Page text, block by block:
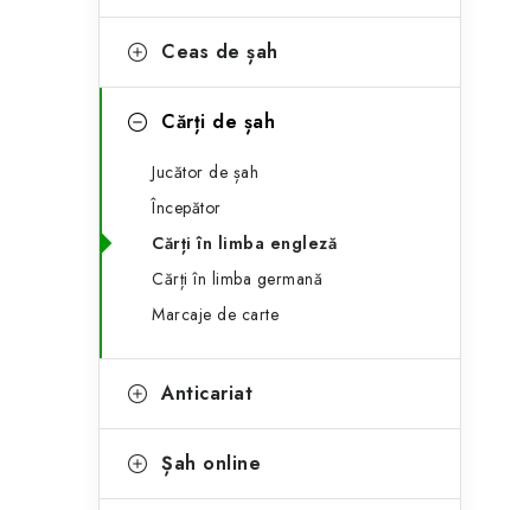
t
e
ă
i
Ceas de șah
Cărți de șah
Jucător de șah
Începător
Cărți în limba engleză
Cărți în limba germană
Marcaje de carte
Anticariat
Șah online